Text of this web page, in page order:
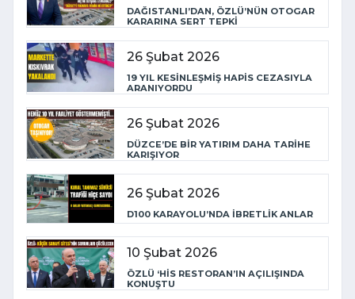
DAĞISTANLI’DAN, ÖZLÜ’NÜN OTOGAR
KARARINA SERT TEPKİ
26 Şubat 2026
19 YIL KESİNLEŞMİŞ HAPİS CEZASIYLA
ARANIYORDU
26 Şubat 2026
DÜZCE’DE BİR YATIRIM DAHA TARİHE
KARIŞIYOR
26 Şubat 2026
D100 KARAYOLU’NDA İBRETLİK ANLAR
10 Şubat 2026
ÖZLÜ ‘HİS RESTORAN’IN AÇILIŞINDA
KONUŞTU